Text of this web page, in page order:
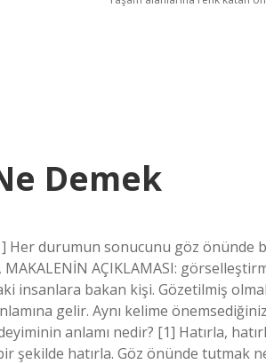
Demek
Her durumun sonucunu göz önünde
AÇIKLAMASI:
insanlara bakan kişi. Gözetilmiş
gelir. Aynı kelime
anlamı nedir? [1] Hatırla,
hatırla. Göz önünde tutmak